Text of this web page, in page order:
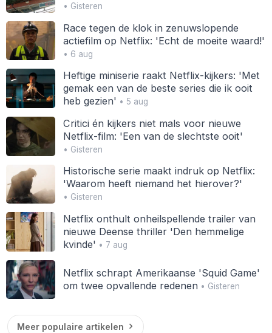
• Gisteren
Race tegen de klok in zenuwslopende
actiefilm op Netflix: 'Echt de moeite waard!'
• 6 aug
Heftige miniserie raakt Netflix-kijkers: 'Met
gemak een van de beste series die ik ooit
heb gezien' • 5 aug
Critici én kijkers niet mals voor nieuwe
Netflix-film: 'Een van de slechtste ooit'
• Gisteren
Historische serie maakt indruk op Netflix:
'Waarom heeft niemand het hierover?'
• Gisteren
Netflix onthult onheilspellende trailer van
nieuwe Deense thriller 'Den hemmelige
kvinde' • 7 aug
Netflix schrapt Amerikaanse 'Squid Game'
om twee opvallende redenen• Gisteren
Meer populaire artikelen